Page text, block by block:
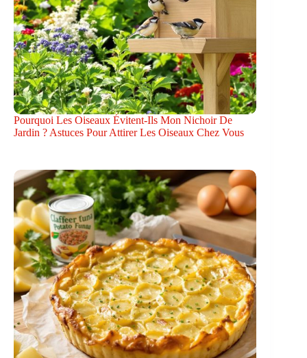
Pourquoi Les Oiseaux Évitent-Ils Mon Nichoir De
Jardin ? Astuces Pour Attirer Les Oiseaux Chez Vous